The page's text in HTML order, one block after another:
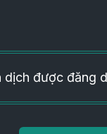
dịch được đăng